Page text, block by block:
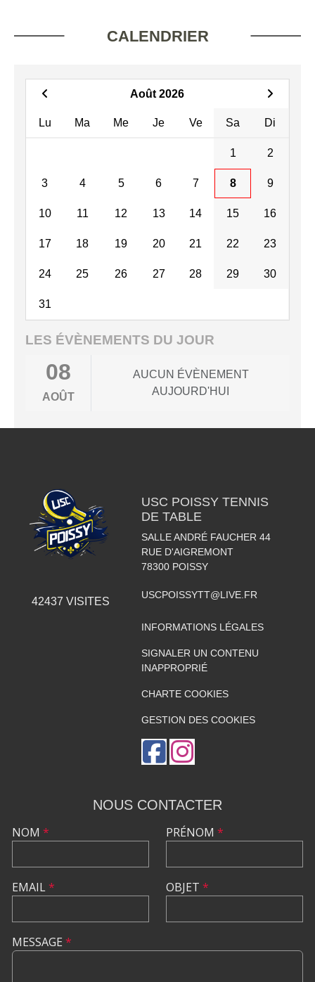
CALENDRIER
Août 2026
Lu Ma Me Je Ve Sa Di
1 2
3 4 5 6 7 8 9
10 11 12 13 14 15 16
17 18 19 20 21 22 23
24 25 26 27 28 29 30
31
LES ÉVÈNEMENTS DU JOUR
08
AOÛT
AUCUN ÉVÈNEMENT
AUJOURD'HUI
42437 VISITES
USC POISSY TENNIS
DE TABLE
SALLE ANDRÉ FAUCHER 44
RUE D'AIGREMONT
78300 POISSY
USCPOISSYTT@LIVE.FR
INFORMATIONS LÉGALES
SIGNALER UN CONTENU
INAPPROPRIÉ
CHARTE COOKIES
GESTION DES COOKIES
NOUS CONTACTER
NOM *
EMAIL*
PRÉNOM *
OBJET *
MESSAGE *